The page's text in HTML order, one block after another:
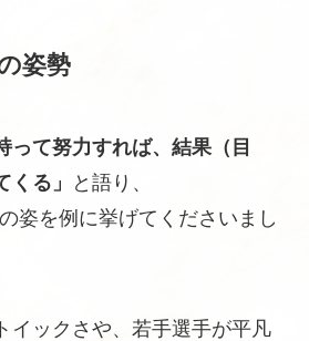
姿勢
って努力すれば、結果（目
る」
と語り、
姿を例に挙げてくださいまし
イックさや、若手選手が平凡